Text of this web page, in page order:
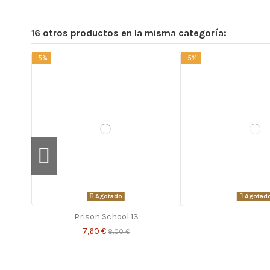
16 otros productos en la misma categoría:
-5%
Agotado
Prison School 13
7,60 € 8,00 €
-5%